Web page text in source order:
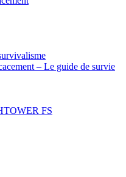
– Le guide de survie
FS